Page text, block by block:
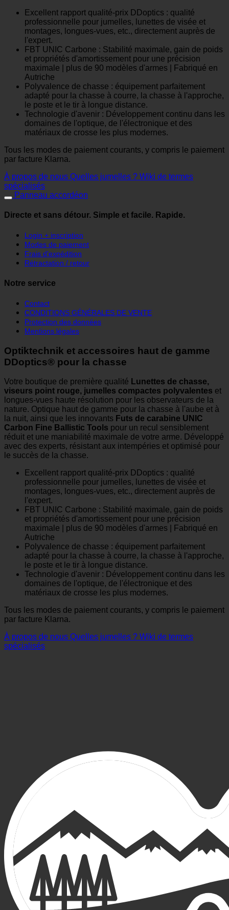
Excellent rapport qualité-prix DDoptics : qualité
professionnelle pour jumelles, lunettes de visée et
montages, longues-vues, etc., directement auprès de
l'expert.
FBT UNIC Carbone : Stabilité maximale, gain de poids
et propriétés d'amortissement pour une précision
maximale | plus de 90 modèles d'armes | Fabriqué en
Autriche
Polyvalence de chasse : équipement parfaitement
adapté pour la chasse à courre, la chasse à l'approche,
le poste et le tir à longue distance.
Technologie d'avenir : Développement continu dans les
domaines de l'optique, de l'électronique et des
matériaux de crosse les plus modernes.
Tous les modes de paiement courants, y compris le paiement
par facture Klarna.
À propos de nous Quelles jumelles ? Wiki de termes
spécialisés
Panneau accordéon
Directe et sans détour. Simple et facile. Rapide.
Login + inscription
Modes de paiement
Frais d'expédition
Rétractation / retour
Notre service
Contact
CONDITIONS GÉNÉRALES DE VENTE
Protection des données
Mentions légales
Optiktechnik et accessoires haut de gamme
DDoptics® pour la chasse
Votre boutique de première qualité Lunettes de chasse,
viseurs point rouge, jumelles compactes polyvalentes et
longues-vues haute résolution pour les observateurs de la
nature. Optique haut de gamme pour la chasse à l'aube et à
la nuit, ainsi que les innovants Futs de carabine UNIC
Carbon Fine Ballistic Tools pour un recul sensiblement
réduit et une maniabilité maximale de votre arme. Développé
avec des experts, résistant aux intempéries et optimisé pour
le succès de la chasse.
Excellent rapport qualité-prix DDoptics : qualité
professionnelle pour jumelles, lunettes de visée et
montages, longues-vues, etc., directement auprès de
l'expert.
FBT UNIC Carbone : Stabilité maximale, gain de poids
et propriétés d'amortissement pour une précision
maximale | plus de 90 modèles d'armes | Fabriqué en
Autriche
Polyvalence de chasse : équipement parfaitement
adapté pour la chasse à courre, la chasse à l'approche,
le poste et le tir à longue distance.
Technologie d'avenir : Développement continu dans les
domaines de l'optique, de l'électronique et des
matériaux de crosse les plus modernes.
Tous les modes de paiement courants, y compris le paiement
par facture Klarna.
À propos de nous Quelles jumelles ? Wiki de termes
spécialisés